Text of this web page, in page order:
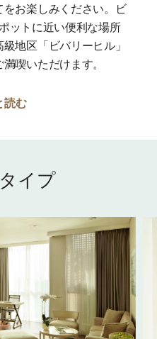
お楽しみください。ビ
ットに近い便利な場所
地区「ビバリーヒル」
喫いただけます。
読む
イプ